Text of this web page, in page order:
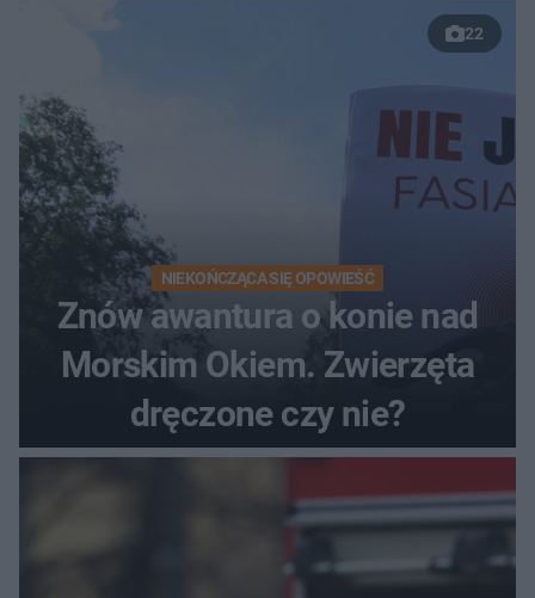
22
NIEKOŃCZĄCA SIĘ OPOWIEŚĆ
Znów awantura o konie nad
Morskim Okiem. Zwierzęta
dręczone czy nie?